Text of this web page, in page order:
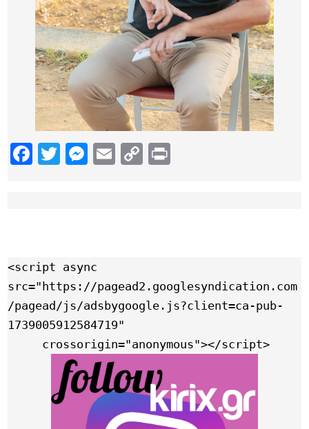
Facebook
TwitterMessenger
EmailCopy
<script async
src="https://pagead2.googlesyndication.com
/pagead/js/adsbygoogle.js?client=ca-pub-
1739005912584719"
     crossorigin="anonymous"></script>